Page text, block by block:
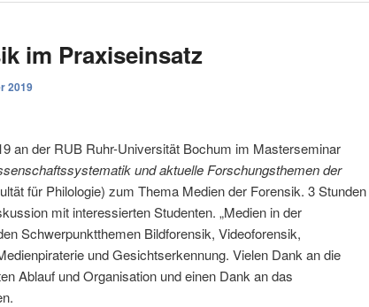
im Praxiseinsatz
2019
an der RUB Ruhr-Universität Bochum im Masterseminar
und aktuelle Forschungsthemen der
für Philologie) zum Thema Medien der Forensik. 3 Stunden
mit interessierten Studenten. „Medien in der
Schwerpunktthemen Bildforensik, Videoforensik,
und Gesichtserkennung. Vielen Dank an die
Ablauf und Organisation und einen Dank an das